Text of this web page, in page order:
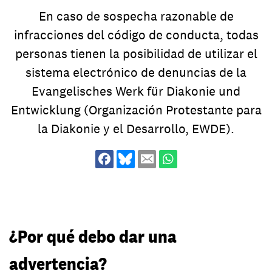
En caso de sospecha razonable de
infracciones del código de conducta, todas
personas tienen la posibilidad de utilizar el
sistema electrónico de denuncias de la
Evangelisches Werk für Diakonie und
Entwicklung (Organización Protestante para
la Diakonie y el Desarrollo, EWDE).
¿Por qué debo dar una
advertencia?